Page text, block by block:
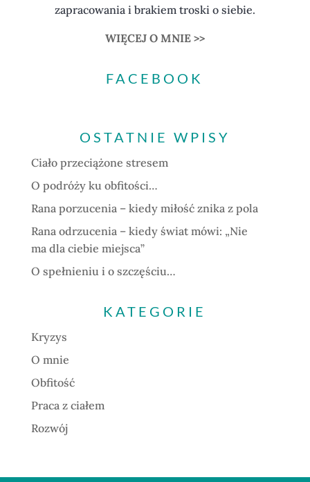
zapracowania i brakiem troski o siebie.
WIĘCEJ O MNIE >>
FACEBOOK
OSTATNIE WPISY
Ciało przeciążone stresem
O podróży ku obfitości…
Rana porzucenia – kiedy miłość znika z pola
Rana odrzucenia – kiedy świat mówi: „Nie
ma dla ciebie miejsca”
O spełnieniu i o szczęściu…
KATEGORIE
Kryzys
O mnie
Obfitość
Praca z ciałem
Rozwój